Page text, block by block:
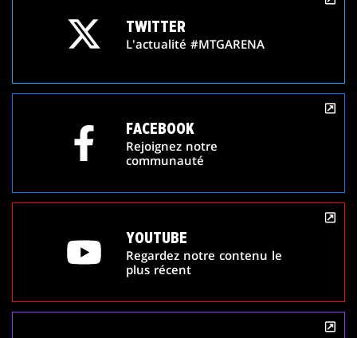
TWITTER
L'actualité #MTGARENA
FACEBOOK
Rejoignez notre
communauté
YOUTUBE
Regardez notre contenu le
plus récent